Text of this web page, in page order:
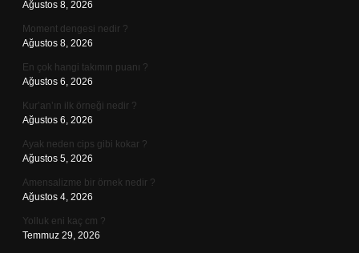
Ağustos 8, 2026
Moment dengesi nedir ?
Ağustos 8, 2026
En çok hangi takımın puanı ?
Ağustos 6, 2026
Kur’an’ın ilk örneği nedir ?
Ağustos 6, 2026
Ayak neden cips gibi kokar ?
Ağustos 5, 2026
Amensalizme bir örnek nedir ?
Ağustos 4, 2026
Yolluk eni kaç cm ?
Temmuz 29, 2026